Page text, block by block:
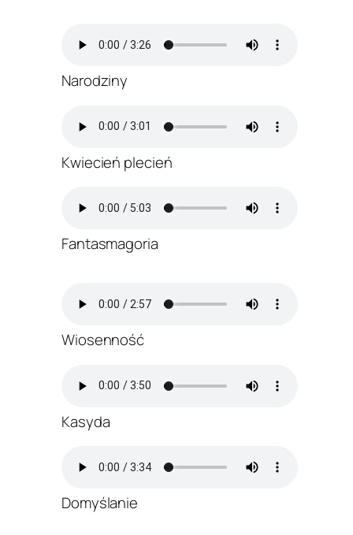
Narodziny
Kwiecień plecień
Fantasmagoria
Wiosenność
Kasyda
Domyślanie